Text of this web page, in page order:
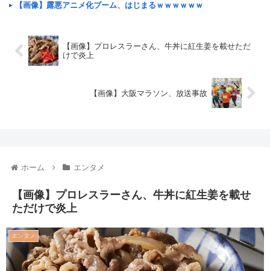
【画像】露悪アニメ化ブーム、はじまるｗｗｗｗｗｗ
【画像】プロレスラーさん、牛丼に紅生姜を載せただ
けで炎上
【画像】大阪マラソン、放送事故
ホーム エンタメ
【画像】プロレスラーさん、牛丼に紅生姜を載せ
ただけで炎上
エンタメ